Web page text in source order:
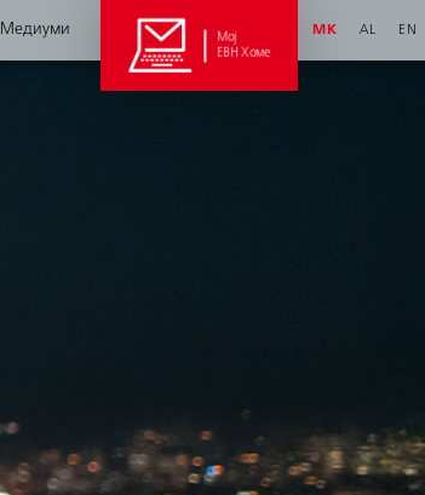
Медиуми Мој
ЕВН Хоме
MK AL EN